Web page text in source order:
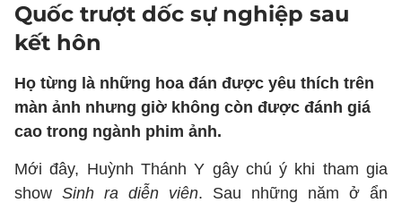
Quốc trượt dốc sự nghiệp sau
kết hôn
Họ từng là những hoa đán được yêu thích trên
màn ảnh nhưng giờ không còn được đánh giá
cao trong ngành phim ảnh.
Mới đây, Huỳnh Thánh Y gây chú ý khi tham gia
show Sinh ra diễn viên. Sau những năm ở ẩn